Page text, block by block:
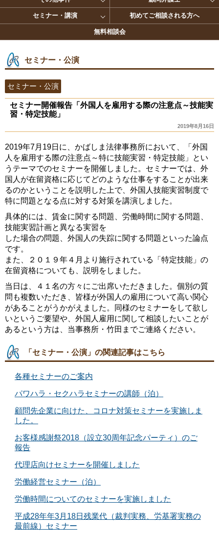
セミナー・講演 初めてご相談される方へ
無料相談会
セミナー・公演
セミナー・公演
セミナー開催報告「外国人を雇用する際の注意点～技能実
習・特定技能」
2019年8月16日
2019年7月19日に、かばしま法律事務所において、「外国
人を雇用する際の注意点～特に技能実習・特定技能」とい
うテーマでのセミナーを開催しました。セミナーでは、外
国人が在留資格に応じてどのような仕事をすることが出来
るのかということを説明した上で、外国人技能実習制度で
特に問題となる点に対する対策を講演しました。
具体的には、賃金に関する問題、労働時間に関する問題、
技能実習計画と異なる実習を
した場合の問題、外国人の失踪に関する問題といった論点
です。
また、２０１９年４月より施行されている「特定技能」の
在留資格についても、説明をしました。
当日は、４１名の方々にご出席いただきました。個別の質
問も複数いただき、皆様が外国人の雇用について高い関心
があることがうかがえました。同様のセミナーをして欲し
いというご要望や、外国人雇用に関して相談したいことが
あるという方は、当事務所・竹田までご連絡ください。
「セミナー・公演」の関連記事はこちら
各種セミナーのご案内
パワハラ・セクハラセミナーの講師（泊）
顧問先企業に向けた、コロナ対策セミナーを実施しま
した。
お客様感謝祭2018（設立30周年記念パーティ）のご
報告
代理店向けセミナーを開催しました
労働経営セミナー（泊）
労働時間についてのセミナーを実施しました
平成28年年3月18日残業代（裁判実務、労基署実務の
最前線）セミナー